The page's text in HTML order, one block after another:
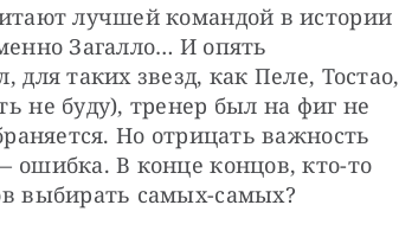
лучшей командой в истории
Загалло… И опять
таких звезд, как Пеле, Тостао,
не буду), тренер был на фиг не
Но отрицать важность
ошибка. В конце концов, кто-то
выбирать самых-самых?